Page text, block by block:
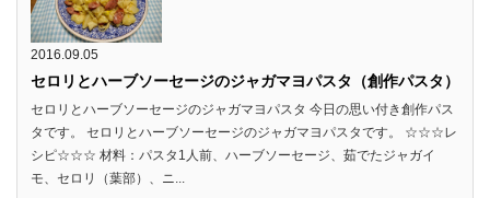
2016.09.05
セロリとハーブソーセージのジャガマヨパスタ（創作パスタ）
セロリとハーブソーセージのジャガマヨパスタ 今日の思い付き創作パス
タです。 セロリとハーブソーセージのジャガマヨパスタです。 ☆☆☆レ
シピ☆☆☆ 材料：パスタ1人前、ハーブソーセージ、茹でたジャガイ
モ、セロリ（葉部）、ニ...